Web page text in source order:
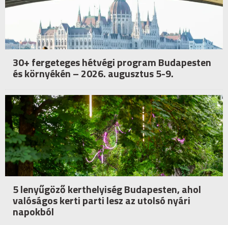
30+ fergeteges hétvégi program Budapesten
és környékén – 2026. augusztus 5-9.
5 lenyűgöző kerthelyiség Budapesten, ahol
valóságos kerti parti lesz az utolsó nyári
napokból